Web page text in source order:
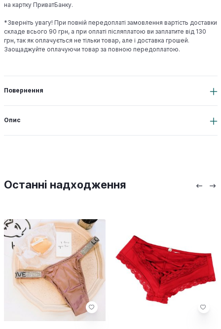
на картку ПриватБанку.
*Зверніть увагу! При повній передоплаті замовлення вартість доставки
складе всього 90 грн, а при оплаті післяплатою ви заплатите від 130
грн, так як оплачується не тільки товар, але і доставка грошей.
Заощаджуйте оплачуючи товар за повною передоплатою.
Повернення
Опис
Останні надходження